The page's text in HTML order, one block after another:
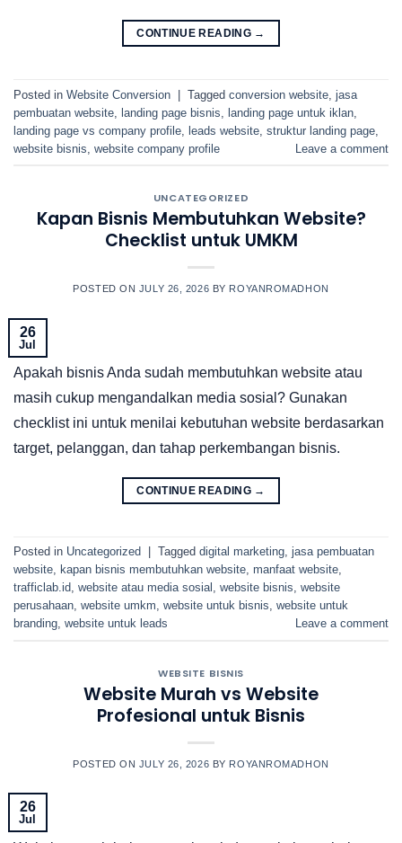
CONTINUE READING →
Posted in Website Conversion | Tagged conversion website jasa
pembuatan website landing page bisnis landing page untuk iklan
landing page vs company profile leads website struktur landing page
website bisnis website company profile Leave a comment
UNCATEGORIZED
Kapan Bisnis Membutuhkan Website?
Checklist untuk UMKM
POSTED ON JULY 26, 2026 BY ROYANROMADHON
26
Jul
Apakah bisnis Anda sudah membutuhkan website atau
masih cukup mengandalkan media sosial? Gunakan
checklist ini untuk menilai kebutuhan website berdasarkan
target, pelanggan, dan tahap perkembangan bisnis.
CONTINUE READING →
Posted in Uncategorized Tagged digital marketing, jasa pembuatan
website, kapan bisnis membutuhkan website, manfaat website,
trafficlab.id, website atau media sosial , website bisnis, website
perusahaan, website umkm, website untuk bisnis, website untuk
branding, website untuk leads Leave a comment
WEBSITE BISNIS
Website Murah vs Website
Profesional untuk Bisnis
POSTED ON JULY 26, 2026 BY ROYANROMADHON
26
Jul